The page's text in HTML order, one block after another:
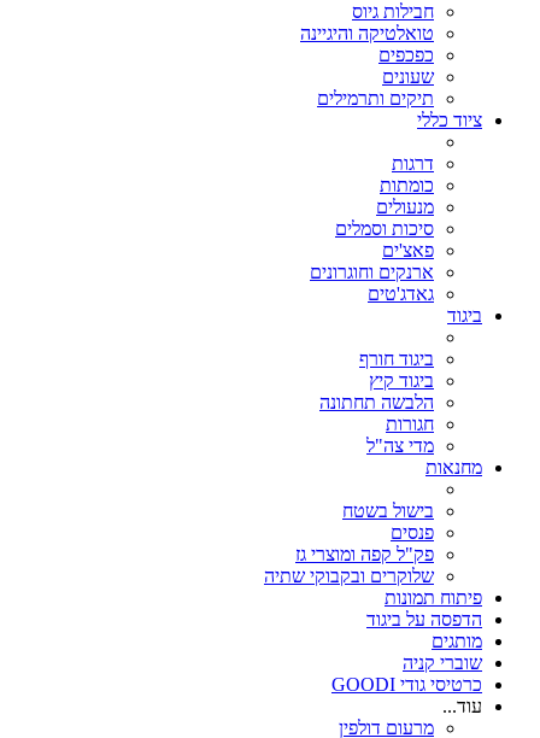
חבילות גיוס
טואלטיקה והיגיינה
כפכפים
שעונים
תיקים ותרמילים
ציוד כללי
דרגות
כומתות
מנעולים
סיכות וסמלים
פאצ'ים
ארנקים וחוגרונים
גאדג'טים
ביגוד
ביגוד חורף
ביגוד קיץ
הלבשה תחתונה
חגורות
מדי צה"ל
מחנאות
בישול בשטח
פנסים
פק"ל קפה ומוצרי גז
שלוקרים ובקבוקי שתיה
פיתוח תמונות
הדפסה על ביגוד
מותגים
שוברי קניה
כרטיסי גודי GOODI
עוד...
מרעום דולפין